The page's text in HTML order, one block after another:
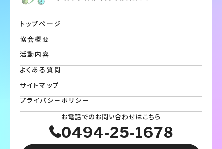
トップページ
協会概要
活動内容
よくある質問
サイトマップ
プライバシーポリシー
お電話でのお問い合わせはこちら
0494-25-1678